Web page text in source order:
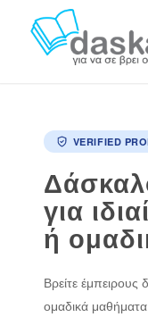
VERIFIED
για
ή
Βρείτε έμπειρους
ομαδικά